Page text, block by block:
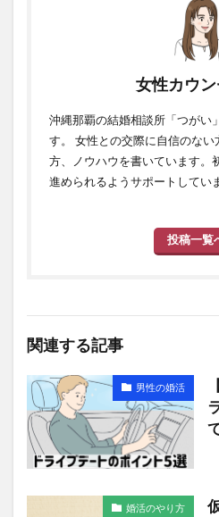
女性カウ
沖縄那覇の結婚相談所「つがい
す。 女性との交際に自信のない
方、ノウハウを書いています。
進められるようサポートしてい
投稿一覧
関連する記事
男性の婚活
婚活のやり方